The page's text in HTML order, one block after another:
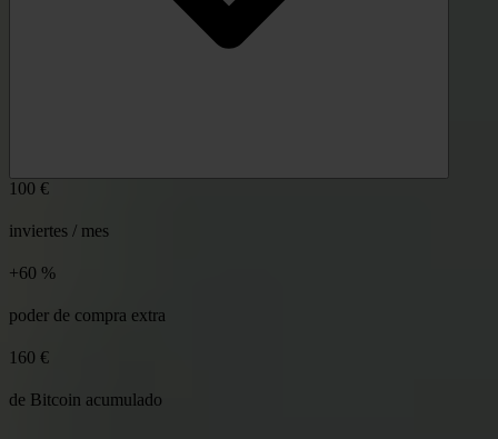
100 €
inviertes / mes
+60 %
poder de compra extra
160 €
de Bitcoin acumulado